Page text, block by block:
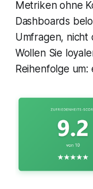
Metriken ohne
Dashboards
Umfragen, nicht
Wollen Sie
Reihenfolge